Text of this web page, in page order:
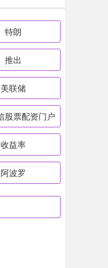
特朗
推出
美联储
股票配资门户
收益率
阿波罗